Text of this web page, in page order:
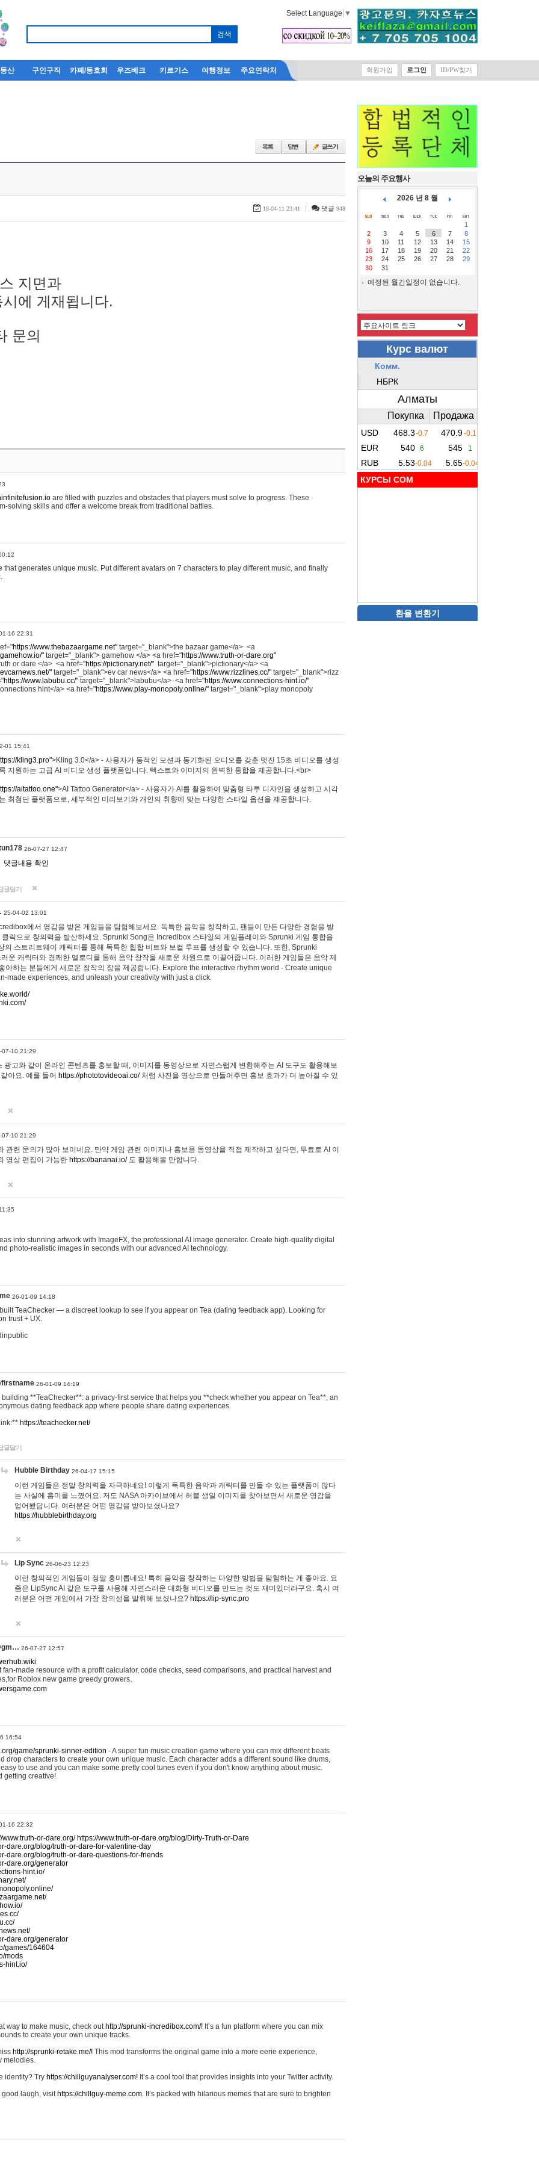
Select Language ▼
산 구인구직 카페/동호회 우즈베크 키르기스 여행정보 주요연락처 회원가입 로그인 ID/PW찾기
18-04-11 23:41 | 댓글 948
지면과
에 게재됩니다.
문의
are filled with puzzles and obstacles that players must solve to progress. These
solving skills and offer a welcome break from traditional battles.
that generates unique music. Put different avatars on 7 characters to play different music, and finally
16 22:31
https://www.thebazaargame.net" target="_blank">the bazaar game</a> <a
" target="_blank"> gamehow </a> <a href="https://www.truth-or-dare.org"
or dare </a> <a href="https://pictionary.net/" target="_blank">pictionary</a> <a
" target="_blank">ev car news</a> <a href="https://www.rizzlines.cc/" target="_blank">rizz
https://www.labubu.cc/" target="_blank">labubu</a> <a href="https://www.connections-hint.io/"
hint</a> <a href="https://www.play-monopoly.online/" target="_blank">play monopoly
01 15:41
kling3.pro">Kling 3.0</a> - 사용자가 동적인 모션과 동기화된 오디오를 갖춘 멋진 15초 비디오를 생성
지원하는 고급 AI 비디오 생성 플랫폼입니다. 텍스트와 이미지의 완벽한 통합을 제공합니다.<br>
aitattoo.one">AI Tattoo Generator</a> - 사용자가 AI를 활용하여 맞춤형 타투 디자인을 생성하고 시각
최첨단 플랫폼으로, 세부적인 미리보기와 개인의 취향에 맞는 다양한 스타일 옵션을 제공합니다.
26-07-27 12:47
댓글내용 확인
글달기
25-04-02 13:01
에서 영감을 받은 게임들을 탐험해보세요. 독특한 음악을 창작하고, 팬들이 만든 다양한 경험을 발
클릭으로 창의력을 발산하세요. Sprunki Song은 Incredibox 스타일의 게임플레이와 Sprunki 게임 통합을
의 스트리트웨어 캐릭터를 통해 독특한 힙합 비트와 보컬 루프를 생성할 수 있습니다. 또한, Sprunki
운 캐릭터와 경쾌한 멜로디를 통해 음악 창작을 새로운 차원으로 이끌어줍니다. 이러한 게임들은 음악 제
아하는 분들에게 새로운 창작의 장을 제공합니다. Explore the interactive rhythm world - Create unique
made experiences, and unleash your creativity with just a click.
07-10 21:29
광고와 같이 온라인 콘텐츠를 홍보할 때, 이미지를 동영상으로 자연스럽게 변환해주는 AI 도구도 활용해보
아요. 예를 들어 https://phototovideoai.co/처럼 사진을 영상으로 만들어주면 홍보 효과가 더 높아질 수 있
07-10 21:29
관련 문의가 많아 보이네요. 만약 게임 관련 이미지나 홍보용 동영상을 직접 제작하고 싶다면, 무료로 AI 이
영상 편집이 가능한 https://bananai.io/도 활용해볼 만합니다.
into stunning artwork with ImageFX, the professional AI image generator. Create high-quality digital
photo-realistic images in seconds with our advanced AI technology.
26-01-09 14:18
TeaChecker — a discreet lookup to see if you appear on Tea (dating feedback app). Looking for
trust + UX.
26-01-09 14:19
building **TeaChecker**: a privacy-first service that helps you **check whether you appear on Tea**, an
dating feedback app where people share dating experiences.
https://teachecker.net/
글달기
Hubble Birthday 26-04-17 15:15
이런 게임들은 정말 창의력을 자극하네요! 이렇게 독특한 음악과 캐릭터를 만들 수 있는 플랫폼이 많다
는 사실에 흥미를 느꼈어요. 저도 NASA 아카이브에서 허블 생일 이미지를 찾아보면서 새로운 영감을
얻어봤답니다. 여러분은 어떤 영감을 받아보셨나요?
https://hubblebirthday.org
Lip Sync 26-06-23 12:23
이런 창의적인 게임들이 정말 흥미롭네요! 특히 음악을 창작하는 다양한 방법을 탐험하는 게 좋아요. 요
즘은 LipSync AI 같은 도구를 사용해 자연스러운 대화형 비디오를 만드는 것도 재미있더라구요. 혹시 여
러분은 어떤 게임에서 가장 창의성을 발휘해 보셨나요? https://lip-sync.pro
26-07-27 12:57
made resource with a profit calculator, code checks, seed comparisons, and practical harvest and
Roblox new game greedy growers。
16:54
game/sprunki-sinner-edition - A super fun music creation game where you can mix different beats
drop characters to create your own unique music. Each character adds a different sound like drums,
to use and you can make some pretty cool tunes even if you don't know anything about music.
getting creative!
16 22:32
www.truth-or-dare.org/ https://www.truth-or-dare.org/blog/Dirty-Truth-or-Dare
dare.org/blog/truth-or-dare-for-valentine-day
dare.org/blog/truth-or-dare-questions-for-friends
dare.org/generator
hint.io/
dare.org/generator
games/164604
mods
hint.io/
way to make music, check out http://sprunki-incredibox.com/! It’s a fun platform where you can mix
to create your own unique tracks.
http://sprunki-retake.me/! This mod transforms the original game into a more eerie experience,
melodies.
identity? Try https://chillguyanalyser.com! It’s a cool tool that provides insights into your Twitter activity.
good laugh, visit https://chillguy-meme.com. It’s packed with hilarious memes that are sure to brighten
오늘의 주요행사
2026 년 8 월
1
2
3 4 5 6 7
8
9
10 11 12 13 14
15
16
17 18 19 20 21
22
23
24 25 26 27 28
29
30
31
예정된 월간일정이 없습니다.
КУРСЫ COM
환율 변환기